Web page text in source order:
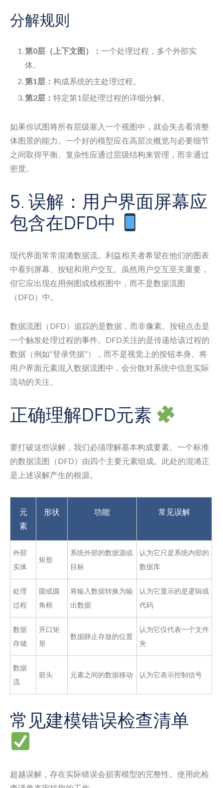
分解规则
第0层（上下文图）： 一个处理过程，多个外部实
体。
第1层： 构成系统的主处理过程。
第2层： 特定第1层处理过程的详细分解。
如果你试图将所有层级塞入一个视图中，就会失去看清整
体图景的能力。一个好的模型应在高层次概览与必要细节
之间取得平衡。复杂性应通过层级结构来管理，而非通过
密度。
5. 误解：用户界面屏幕应
包含在DFD中
现代界面常常混淆数据流。利益相关者希望在他们的图表
中看到屏幕、按钮和用户交互。虽然用户交互至关重要，
但它应出现在用例图或线框图中，而不是数据流图
（DFD）中。
数据流图（DFD）追踪的是数据，而非像素。按钮点击是
一个触发处理过程的事件。DFD关注的是传递给该过程的
数据（例如“登录凭据”），而不是视觉上的按钮本身。将
用户界面元素混入数据流图中，会分散对系统中信息实际
流动的关注。
正确理解DFD元素
要打破这些误解，我们必须理解基本构成要素。一个标准
的数据流图（DFD）由四个主要元素组成。此处的混淆正
是上述误解产生的根源。
元
素
形状 功能 常见误解
外部
实体
矩形
系统外部的数据源或
目标
认为它只是系统内部的
数据库
处理
过程
圆或圆
角框
将输入数据转换为输
出数据
认为它显示的是逻辑或
代码
数据
存储
开口矩
形
数据静止存放的位置
认为它仅代表一个文件
夹
数据
流
箭头 元素之间的数据移动 认为它表示控制信号
常见建模错误检查清单
超越误解，存在实际错误会损害模型的完整性。使用此检